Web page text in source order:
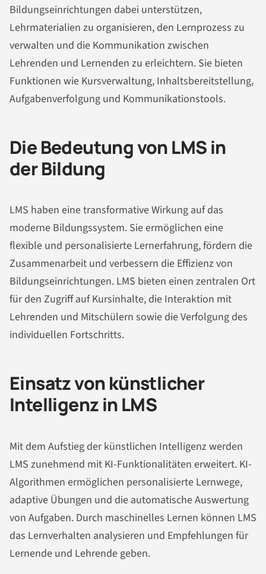
Bildungseinrichtungen dabei unterstützen,
Lehrmaterialien zu organisieren, den Lernprozess zu
verwalten und die Kommunikation zwischen
Lehrenden und Lernenden zu erleichtern. Sie bieten
Funktionen wie Kursverwaltung, Inhaltsbereitstellung,
Aufgabenverfolgung und Kommunikationstools.
Die Bedeutung von LMS in
der Bildung
LMS haben eine transformative Wirkung auf das
moderne Bildungssystem. Sie ermöglichen eine
flexible und personalisierte Lernerfahrung, fördern die
Zusammenarbeit und verbessern die Effizienz von
Bildungseinrichtungen. LMS bieten einen zentralen Ort
für den Zugriff auf Kursinhalte, die Interaktion mit
Lehrenden und Mitschülern sowie die Verfolgung des
individuellen Fortschritts.
Einsatz von künstlicher
Intelligenz in LMS
Mit dem Aufstieg der künstlichen Intelligenz werden
LMS zunehmend mit KI-Funktionalitäten erweitert. KI-
Algorithmen ermöglichen personalisierte Lernwege,
adaptive Übungen und die automatische Auswertung
von Aufgaben. Durch maschinelles Lernen können LMS
das Lernverhalten analysieren und Empfehlungen für
Lernende und Lehrende geben.